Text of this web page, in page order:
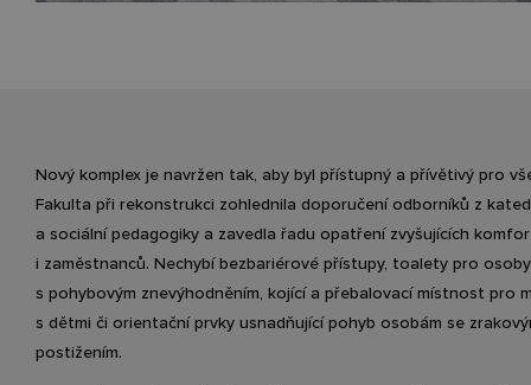
Nový komplex je navržen tak, aby byl přístupný a přívětivý pro
Fakulta při rekonstrukci zohlednila doporučení odborníků z
a sociální pedagogiky a zavedla řadu opatření zvyšujících
i zaměstnanců. Nechybí bezbariérové přístupy, toalety pro osoby
s pohybovým znevýhodněním, kojící a přebalovací místnost pro
s dětmi či orientační prvky usnadňující pohyb osobám se
postižením.